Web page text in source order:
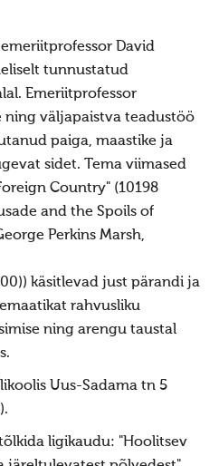
David
tunnustatud
Emeriitprofessor
ning väljapaistva teadustöö
paiga, maastike ja
sidet. Tema viimased
Country" (10198
and the Spoils of
Perkins Marsh,
käsitlevad just pärandi ja
rahvusliku
ning arengu taustal
Uus-Sadama tn 5
ligikaudu: "Hoolitsev